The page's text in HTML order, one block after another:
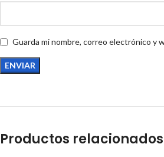
Guarda mi nombre, correo electrónico y
Productos relacionados